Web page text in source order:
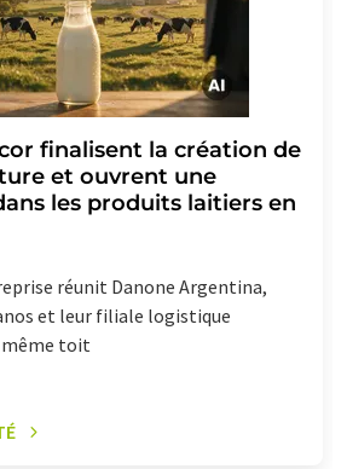
finalisent la création de
et ouvrent une
les produits laitiers en
réunit Danone Argentina,
et leur filiale logistique
même toit